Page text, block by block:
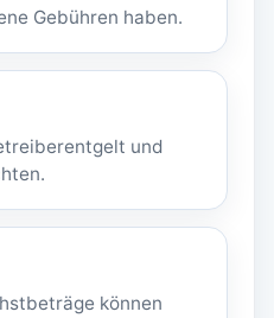
Gebühren haben.
und
können